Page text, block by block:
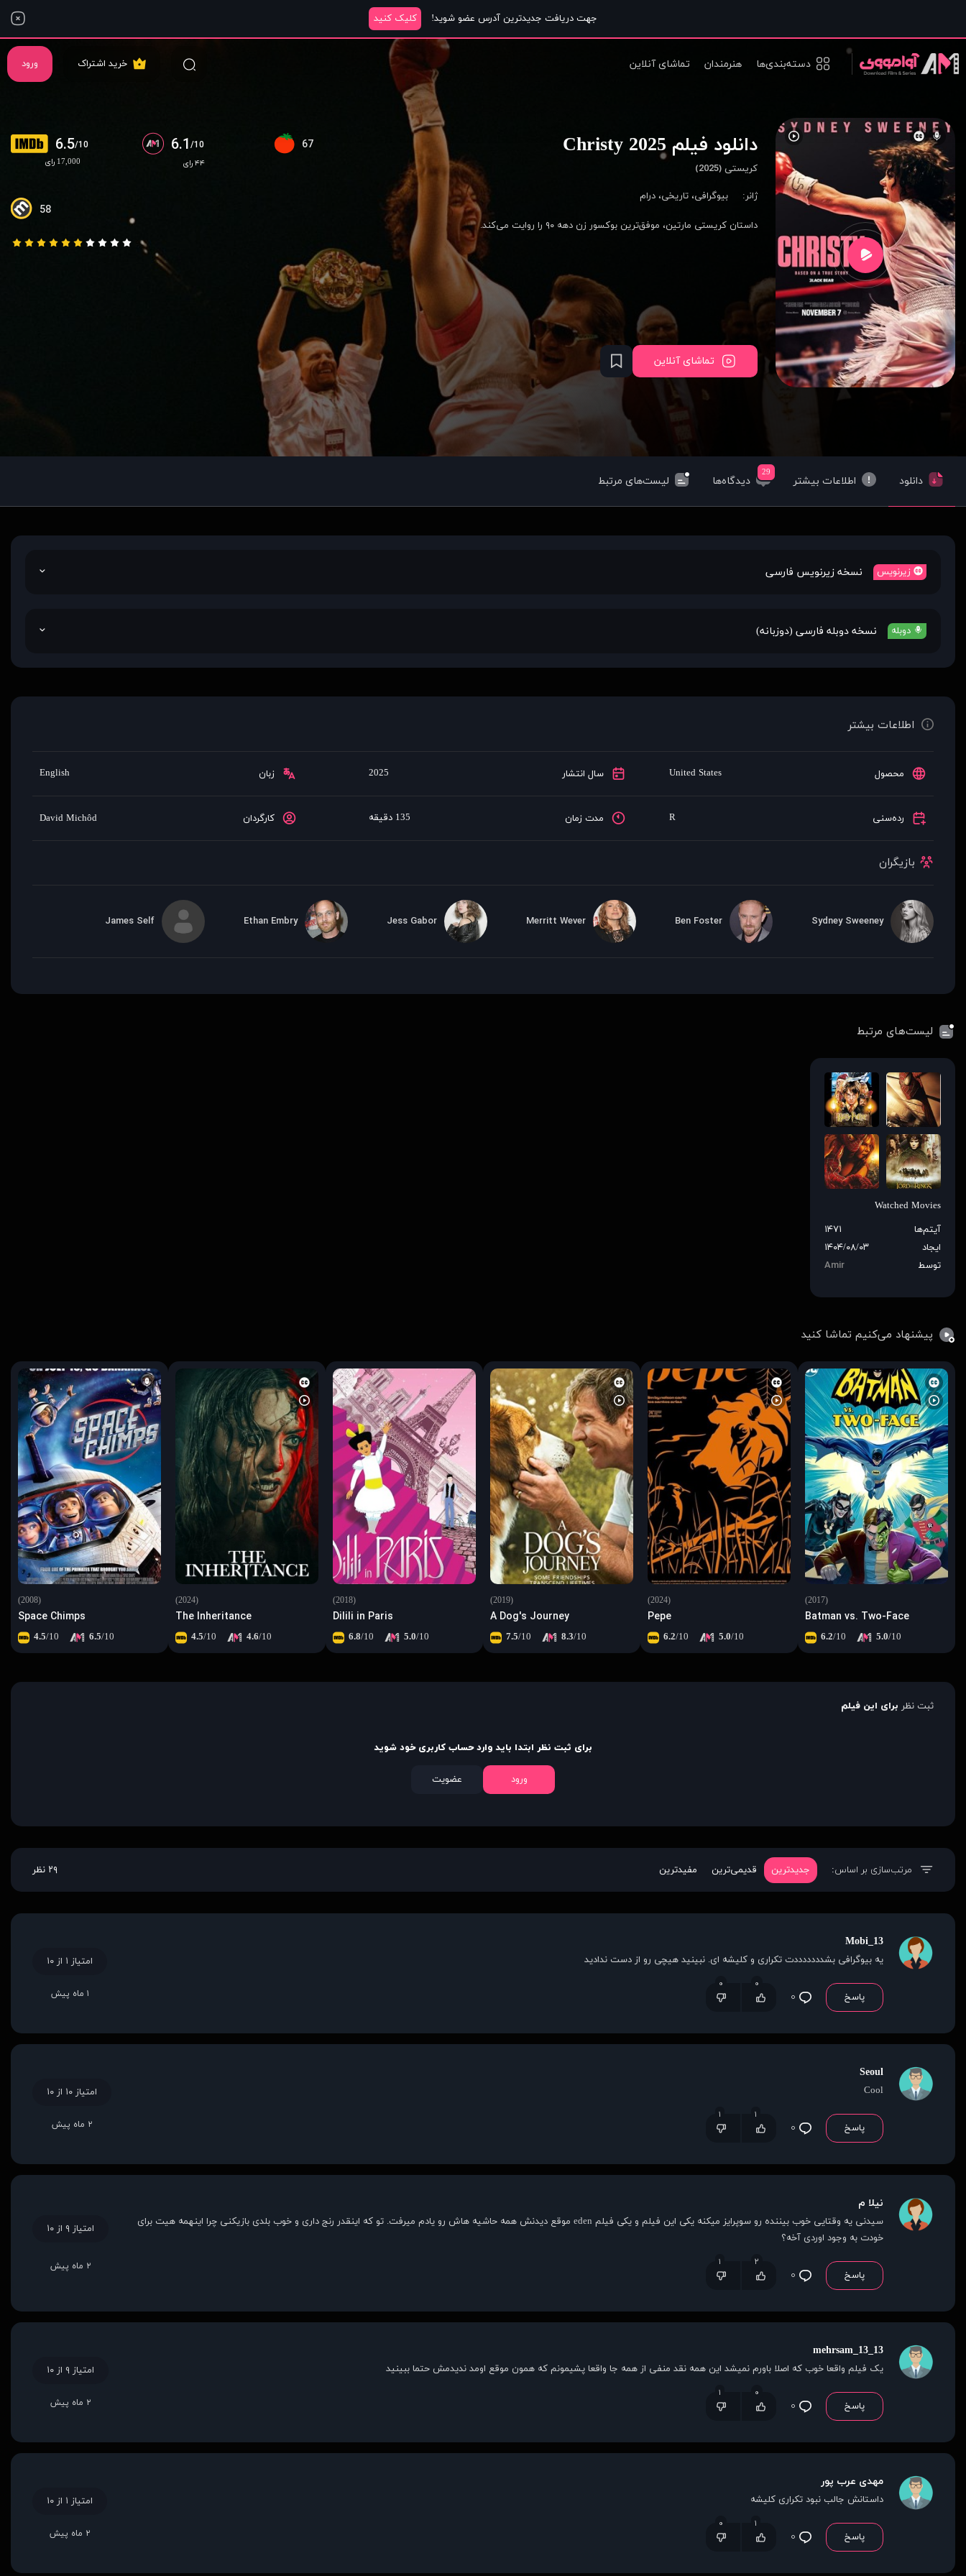
جهت دریافت جدیدترین آدرس عضو شوید! کلیک کنید
دسته‌بندی‌ها هنرمندان تماشای آنلاین خرید اشتراک ورود
دانلود فیلم Christy 2025
کریستی (2025)
ژانر: بیوگرافی، تاریخی، درام
داستان کریستی مارتین، موفق‌ترین بوکسور زن دهه ۹۰ را روایت می‌کند.
6.5/10
17,000 رای
6.1/10
۴۴ رای
67
58
تماشای آنلاین
دانلود اطلاعات بیشتر
29
دیدگاه‌ها لیست‌های مرتبط
زیرنویس نسخه زیرنویس فارسی
دوبله نسخه دوبله فارسی (دوزبانه)
اطلاعات بیشتر
محصول United States سال انتشار 2025 زبان English
رده‌سنی R مدت زمان 135 دقیقه کارگردان David Michôd
بازیگران
Sydney Sweeney
Ben Foster
Merritt Wever
Jess Gabor
Ethan Embry
James Self
لیست‌های مرتبط
Watched Movies
آیتم‌ها
۱۴۷۱
ایجاد
۱۴۰۴/۰۸/۰۳
توسط
Amir
پیشنهاد می‌کنیم تماشا کنید
(2017)
Batman vs. Two-Face
6.2/10 5.0/10
(2024)
Pepe
6.2/10 5.0/10
(2019)
A Dog's Journey
7.5/10 8.3/10
(2018)
Dilili in Paris
6.8/10 5.0/10
(2024)
The Inheritance
4.5/10 4.6/10
(2008)
Space Chimps
4.5/10 6.5/10
ثبت نظر برای این فیلم
برای ثبت نظر ابتدا باید وارد حساب کاربری خود شوید
ورود عضویت
مرتب‌سازی بر اساس: جدیدترین قدیمی‌ترین مفیدترین ۲۹ نظر
Mobi_13
یه بیوگرافی بشدددددددت تکراری و کلیشه ای. نبینید هیچی رو از دست ندادید
پاسخ ۰
۰ ۰
امتیاز ۱ از ۱۰
۱ ماه پیش
Seoul
Cool
پاسخ ۰
۱ ۱
امتیاز ۱۰ از ۱۰
۲ ماه پیش
نیلا م
سیدنی یه وقتایی خوب بیننده رو سوپرایز میکنه یکی این فیلم و یکی فیلم eden موقع دیدنش همه حاشیه هاش رو یادم میرفت. تو که اینقدر رنج داری و خوب بلدی بازیکنی چرا اینهمه هیت برای
خودت به وجود اوردی آخه؟
پاسخ ۰
۲ ۱
امتیاز ۹ از ۱۰
۲ ماه پیش
13_mehrsam_13
یک فیلم واقعا خوب که اصلا باورم نمیشد این همه نقد منفی از همه جا واقعا پشیمونم که همون موقع اومد ندیدمش حتما ببینید
پاسخ ۰
۰ ۱
امتیاز ۹ از ۱۰
۲ ماه پیش
مهدی عرب پور
داستانش جالب نبود تکراری کلیشه
پاسخ ۰
۱ ۰
امتیاز ۱ از ۱۰
۲ ماه پیش